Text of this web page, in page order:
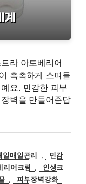
라 아토베리어
촉촉하게 스며들
요. 민감한 피부
벽을 만들어준답
일매일관리 ,
민감
리어크림 ,
인생크
, 피부장벽강화